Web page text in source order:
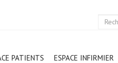
PATIENTS ESPACE INFIRMIER